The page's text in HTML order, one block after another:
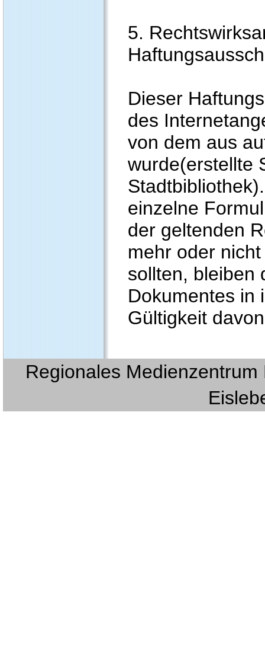
5.
Dieser
des
von dem aus
wurde(erstellte
einzelne
der geltenden
mehr oder
sollten, bleiben
Dokumentes in
Gültigkeit
Regionales